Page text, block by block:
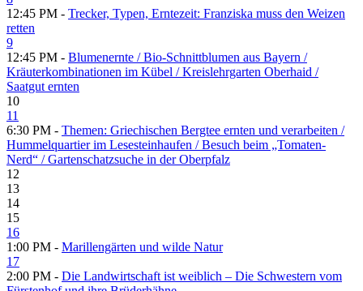
12:45 PM - Trecker, Typen, Erntezeit: Franziska muss den Weizen
retten
9
12:45 PM - Blumenernte /​ Bio-Schnittblumen aus Bayern /​
Kräuterkombinationen im Kübel /​ Kreislehrgarten Oberhaid /​
Saatgut ernten
10
11
6:30 PM - Themen: Griechischen Bergtee ernten und verarbeiten /​
Hummelquartier im Lesesteinhaufen /​ Besuch beim „Tomaten-
Nerd“ /​ Gartenschatzsuche in der Oberpfalz
12
13
14
15
16
1:00 PM - Marillengärten und wilde Natur
17
2:00 PM - Die Landwirtschaft ist weiblich – Die Schwestern vom